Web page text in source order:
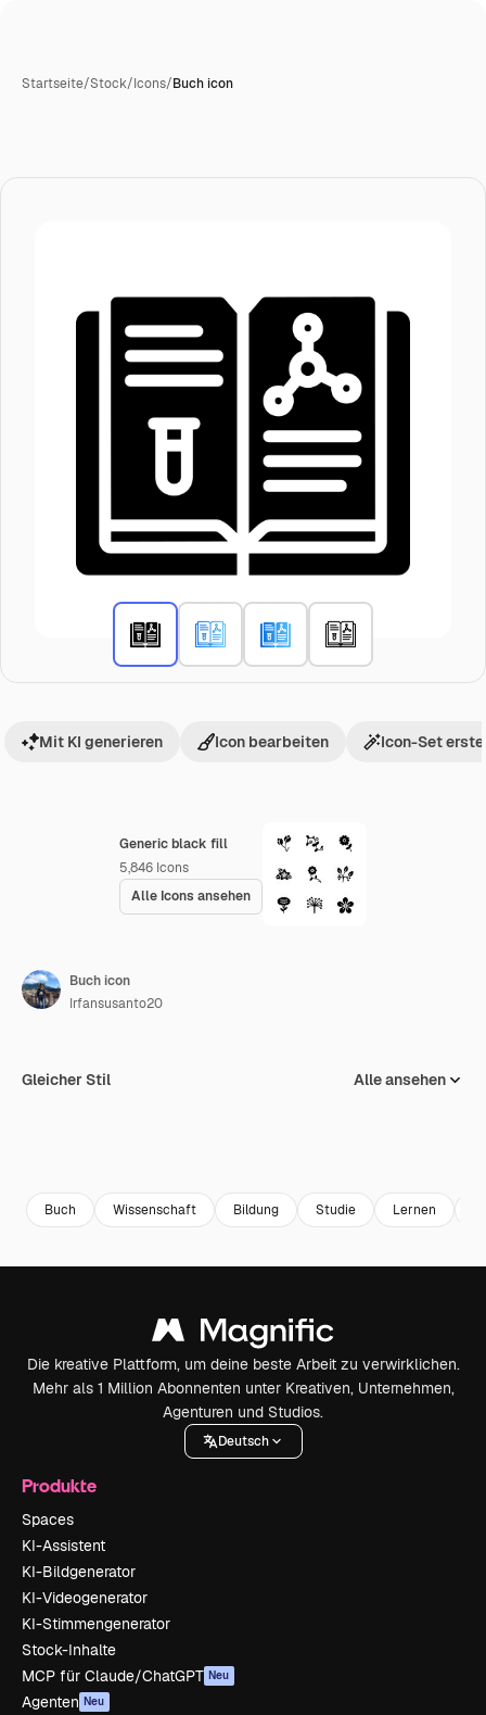
Startseite/Stock/Icons/Buch icon
Generic black fill
5,846 Icons
Alle Icons ansehen
Mit KI generieren Icon bearbeiten Icon-Set
Buch icon
Irfansusanto20
Gleicher Stil Alle ansehen
Buch Wissenschaft Bildung Studie Lernen
Die kreative Plattform, um deine beste Arbeit zu verwirklichen.
Mehr als 1 Million Abonnenten unter Kreativen, Unternehmen,
Agenturen und Studios.
Deutsch
Produkte
Spaces
KI-Assistent
KI-Bildgenerator
KI-Videogenerator
KI-Stimmengenerator
Stock-Inhalte
MCP für Claude/ChatGPT Neu
Agenten Neu